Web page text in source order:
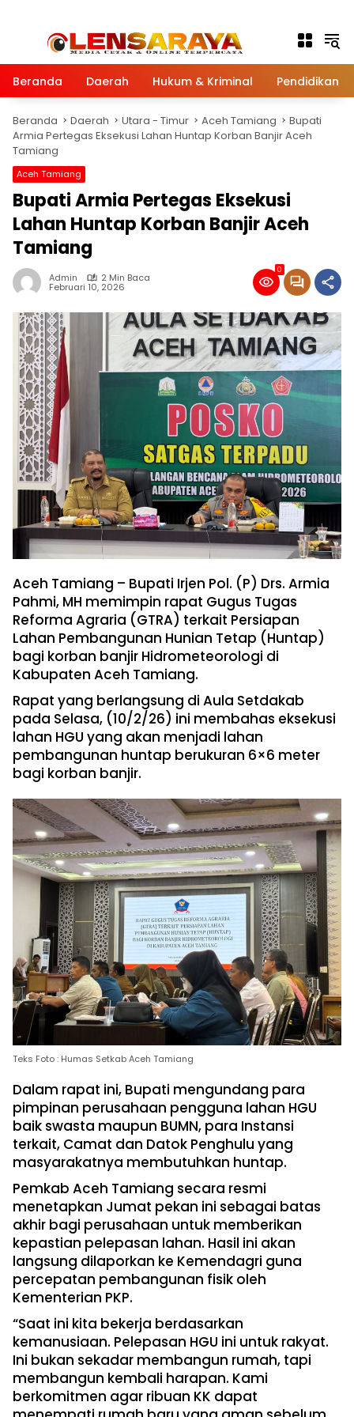
Beranda Daerah Hukum & Kriminal Pendidikan
Beranda Daerah Utara - Timur Aceh Tamiang
Bupati
Armia Pertegas Eksekusi Lahan Huntap Korban Banjir Aceh
Tamiang
Aceh Tamiang
Bupati Armia Pertegas Eksekusi
Lahan Huntap Korban Banjir Aceh
Tamiang
Admin 2 Min Baca
Februari 10, 2026
0
Aceh Tamiang – Bupati Irjen Pol. (P) Drs. Armia
Pahmi, MH memimpin rapat Gugus Tugas
Reforma Agraria (GTRA) terkait Persiapan
Lahan Pembangunan Hunian Tetap (Huntap)
bagi korban banjir Hidrometeorologi di
Kabupaten Aceh Tamiang.
Rapat yang berlangsung di Aula Setdakab
pada Selasa, (10/2/26) ini membahas eksekusi
lahan HGU yang akan menjadi lahan
pembangunan huntap berukuran 6×6 meter
bagi korban banjir.
Teks Foto : Humas Setkab Aceh Tamiang
Dalam rapat ini, Bupati mengundang para
pimpinan perusahaan pengguna lahan HGU
baik swasta maupun BUMN, para Instansi
terkait, Camat dan Datok Penghulu yang
masyarakatnya membutuhkan huntap.
Pemkab Aceh Tamiang secara resmi
menetapkan Jumat pekan ini sebagai batas
akhir bagi perusahaan untuk memberikan
kepastian pelepasan lahan. Hasil ini akan
langsung dilaporkan ke Kemendagri guna
percepatan pembangunan fisik oleh
Kementerian PKP.
“Saat ini kita bekerja berdasarkan
kemanusiaan. Pelepasan HGU ini untuk rakyat.
Ini bukan sekadar membangun rumah, tapi
membangun kembali harapan. Kami
berkomitmen agar ribuan KK dapat